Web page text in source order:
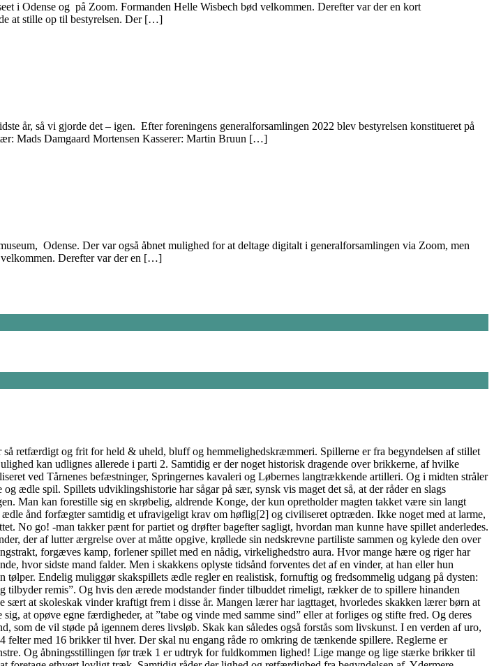
i Odense og på Zoom. Formanden Helle Wisbech bød velkommen. Derefter var der en kort
at stille op til bestyrelsen. Der […]
år, så vi gjorde det – igen. Efter foreningens generalforsamlingen 2022 blev bestyrelsen konstitueret på
Mads Damgaard Mortensen Kasserer: Martin Bruun […]
Odense. Der var også åbnet mulighed for at deltage digitalt i generalforsamlingen via Zoom, men
velkommen. Derefter var der en […]
retfærdigt og frit for held & uheld, bluff og hemmelighedskræmmeri. Spillerne er fra begyndelsen af stillet
kan udlignes allerede i parti 2. Samtidig er der noget historisk dragende over brikkerne, af hvilke
ved Tårnenes befæstninger, Springernes kavaleri og Løbernes langtrækkende artilleri. Og i midten stråler
ædle spil. Spillets udviklingshistorie har sågar på sær, synsk vis maget det så, at der råder en slags
Man kan forestille sig en skrøbelig, aldrende Konge, der kun opretholder magten takket være sin langt
ånd forfægter samtidig et ufravigeligt krav om høflig[2] og civiliseret optræden. Ikke noget med at larme,
No go! -man takker pænt for partiet og drøfter bagefter sagligt, hvordan man kunne have spillet anderledes.
der af lutter ærgrelse over at måtte opgive, krøllede sin nedskrevne partiliste sammen og kylede den over
forgæves kamp, forlener spillet med en nådig, virkelighedstro aura. Hvor mange hære og riger har
hvor sidste mand falder. Men i skakkens oplyste tidsånd forventes det af en vinder, at han eller hun
Endelig muliggør skakspillets ædle regler en realistisk, fornuftig og fredsommelig udgang på dysten:
remis”. Og hvis den ærede modstander finder tilbuddet rimeligt, rækker de to spillere hinanden
at skoleskak vinder kraftigt frem i disse år. Mangen lærer har iagttaget, hvorledes skakken lærer børn at
at opøve egne færdigheder, at ”tabe og vinde med samme sind” eller at forliges og stifte fred. Og deres
de vil støde på igennem deres livsløb. Skak kan således også forstås som livskunst. I en verden af uro,
med 16 brikker til hver. Der skal nu engang råde ro omkring de tænkende spillere. Reglerne er
Og åbningsstillingen før træk 1 er udtryk for fuldkommen lighed! Lige mange og lige stærke brikker til